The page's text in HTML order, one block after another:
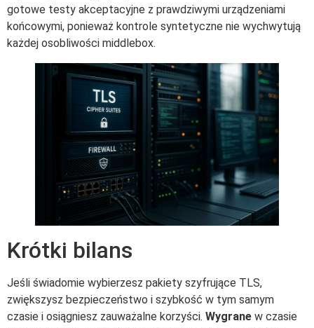
gotowe testy akceptacyjne z prawdziwymi urządzeniami
końcowymi, ponieważ kontrole syntetyczne nie wychwytują
każdej osobliwości middlebox.
Krótki bilans
Jeśli świadomie wybierzesz pakiety szyfrujące TLS,
zwiększysz bezpieczeństwo i szybkość w tym samym
czasie i osiągniesz zauważalne korzyści. Wygrane w czasie